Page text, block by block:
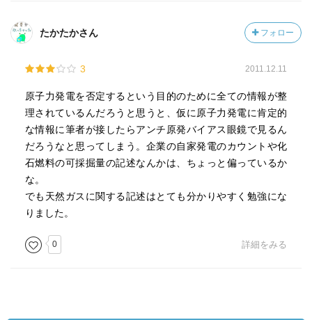
たかたかさん フォロー
3 2011.12.11
原子力発電を否定するという目的のために全ての情報が整
理されているんだろうと思うと、仮に原子力発電に肯定的
な情報に筆者が接したらアンチ原発バイアス眼鏡で見るん
だろうなと思ってしまう。企業の自家発電のカウントや化
石燃料の可採掘量の記述なんかは、ちょっと偏っているか
な。
でも天然ガスに関する記述はとても分かりやすく勉強にな
りました。
0 詳細をみる